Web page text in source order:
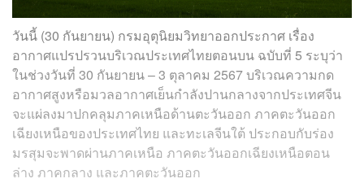
วันนี้ (30 กันยายน) กรมอุตุนิยมวิทยาออกประกาศ เรื่อง
อากาศแปรปรวนบริเวณประเทศไทยตอนบน ฉบับที่ 5 ระบุว่า
ในช่วงวันที่ 30 กันยายน – 3 ตุลาคม 2567 บริเวณความกด
อากาศสูงหรือมวลอากาศเย็นกำลังปานกลางจากประเทศจีน
จะแผ่ลงมาปกคลุมภาคเหนือด้านตะวันออก ภาคตะวันออก
เฉียงเหนือของประเทศไทย และทะเลจีนใต้ ประกอบกับร่อง
มรสุมจะพาดผ่านภาคเหนือ ภาคตะวันออกเฉียงเหนือตอน
ล่าง ภาคกลาง และภาคตะวันออก